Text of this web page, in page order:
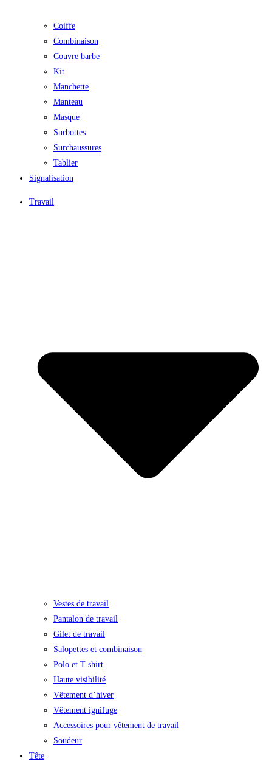
Coiffe
Combinaison
Couvre barbe
Kit
Manchette
Manteau
Masque
Surbottes
Surchaussures
Tablier
Signalisation
Travail
Vestes de travail
Pantalon de travail
Gilet de travail
Salopettes et combinaison
Polo et T-shirt
Haute visibilité
Vêtement d’hiver
Vêtement ignifuge
Accessoires pour vêtement de travail
Soudeur
Tête